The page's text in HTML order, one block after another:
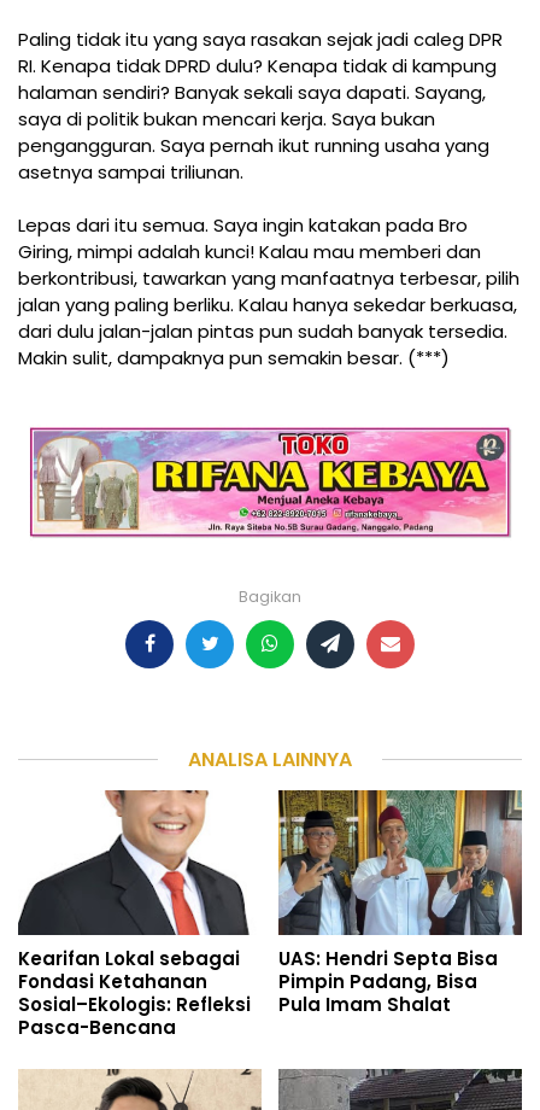
Paling tidak itu yang saya rasakan sejak jadi caleg DPR
RI. Kenapa tidak DPRD dulu? Kenapa tidak di kampung
halaman sendiri? Banyak sekali saya dapati. Sayang,
saya di politik bukan mencari kerja. Saya bukan
pengangguran. Saya pernah ikut running usaha yang
asetnya sampai triliunan.
Lepas dari itu semua. Saya ingin katakan pada Bro
Giring, mimpi adalah kunci! Kalau mau memberi dan
berkontribusi, tawarkan yang manfaatnya terbesar, pilih
jalan yang paling berliku. Kalau hanya sekedar berkuasa,
dari dulu jalan-jalan pintas pun sudah banyak tersedia.
Makin sulit, dampaknya pun semakin besar. (***)
Bagikan
ANALISA LAINNYA
Kearifan Lokal sebagai
Fondasi Ketahanan
Sosial–Ekologis: Refleksi
Pasca-Bencana
UAS: Hendri Septa Bisa
Pimpin Padang, Bisa
Pula Imam Shalat